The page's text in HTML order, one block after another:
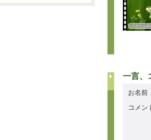
一言、
お名前
コメン